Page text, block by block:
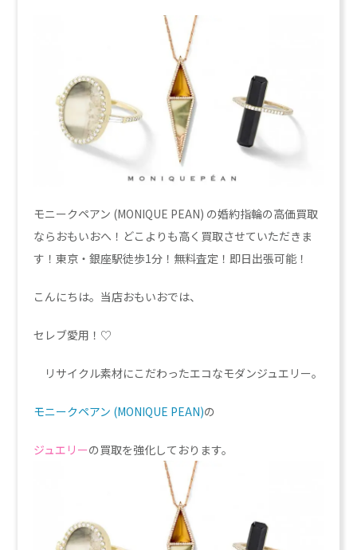
モニークペアン (MONIQUE PEAN) の婚約指輪の高価買取
ならおもいおへ！どこよりも高く買取させていただきま
す！東京・銀座駅徒歩1分！無料査定！即日出張可能！
こんにちは。当店おもいおでは、
セレブ愛用！♡
リサイクル素材にこだわったエコなモダンジュエリー。
モニークペアン (MONIQUE PEAN)の
ジュエリーの買取を強化しております。